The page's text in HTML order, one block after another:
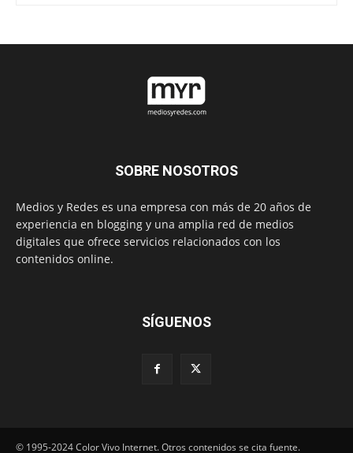
SOBRE NOSOTROS
Medios y Redes es una empresa con más de 20 años de
experiencia en blogging y una amplia red de medios
digitales que ofrece servicios relacionados con los
contenidos online.
SÍGUENOS
© 1995-2024 Color Vivo Internet. Otros contenidos se cita fuente.